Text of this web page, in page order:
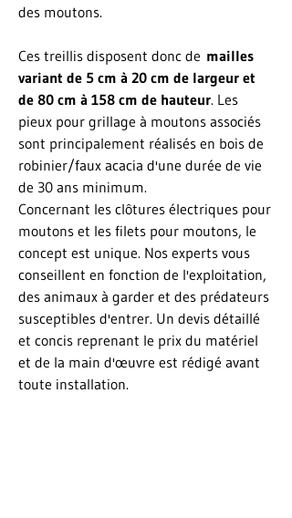
des moutons.
Ces treillis disposent donc de mailles
variant de 5 cm à 20 cm de largeur et
de 80 cm à 158 cm de hauteur. Les
pieux pour grillage à moutons associés
sont principalement réalisés en bois de
robinier/faux acacia d'une durée de vie
de 30 ans minimum.
Concernant les clôtures électriques pour
moutons et les filets pour moutons, le
concept est unique. Nos experts vous
conseillent en fonction de l'exploitation,
des animaux à garder et des prédateurs
susceptibles d'entrer. Un devis détaillé
et concis reprenant le prix du matériel
et de la main d'œuvre est rédigé avant
toute installation.